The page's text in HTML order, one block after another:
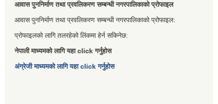
आवास पुननिर्माण तथा प्रवलिकरण सम्बन्धी नगरपालिकाको प्रोफाइल
आवास पुननिर्माण तथा प्रवलिकरण सम्बन्धी नगरपालिकाको प्रोफाइल:
प्रोफाइलको लागि तलरहेको लिंकमा हेर्न सकिनेछ:
नेपाली माध्यमको लागि यहा click गर्नुहोस
अंग्रेजी माध्यमको लागि यहा click गर्नुहोस